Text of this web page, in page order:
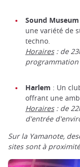
Sound
une variété de
techno.
Horaires: de
Harlem : Un
offrant une
Horaires: de
d'entrée
Sur la Yamanote,
sites sont à